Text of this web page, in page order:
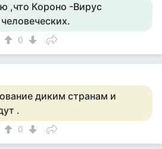
,что Короно -Вирус
0
диким странам и
.
0